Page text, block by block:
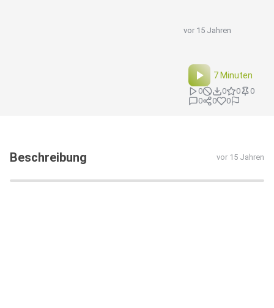
vor 15 Jahren
7 Minuten
0 0 0
0
0
0 0
Beschreibung vor 15 Jahren